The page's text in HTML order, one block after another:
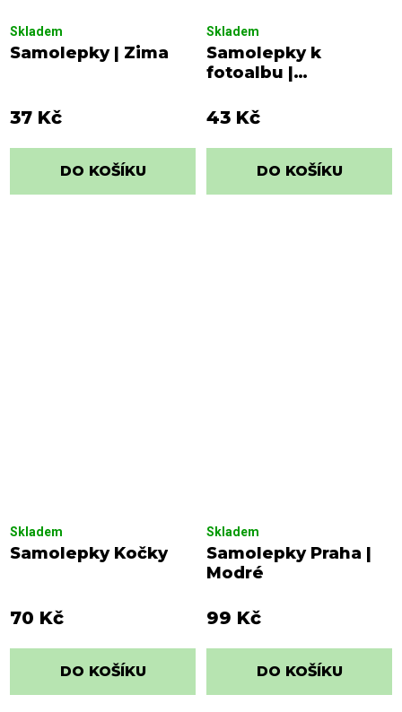
Samolepky | Zima
Skladem
37 Kč
DO KOŠÍKU
Samolepky k
fotoalbu |
Skladem
43 Kč
DO KOŠÍKU
Samolepky Kočky
Skladem
70 Kč
DO KOŠÍKU
Samolepky Praha |
Modré
Skladem
99 Kč
DO KOŠÍKU